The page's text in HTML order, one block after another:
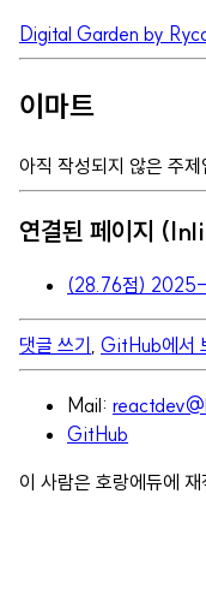
Digital Garden by
이마트
아직 작성되지 않은 주제
연결된 페이지
(28.76점) 2025-
댓글 쓰기 , GitHub에서
Mail:
GitHub
이 사람은 호랑에듀에